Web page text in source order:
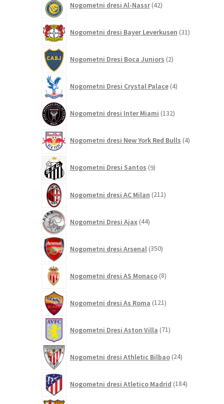
Nogometni dresi Al-Nassr 42izdelkov
Nogometni dresi Bayer Leverkusen 31izdelkov
Nogometni Dresi Boca Juniors 2izdelka
Nogometni Dresi Crystal Palace 4izdelki
Nogometni dresi Inter Miami 132izdelkov
Nogometni dresi New York Red Bulls 4izdelki
Nogometni Dresi Santos 9izdelkov
Nogometni dresi AC Milan 211izdelkov
Nogometni Dresi Ajax 44izdelkov
Nogometni dresi Arsenal 350izdelkov
Nogometni dresi AS Monaco 8izdelkov
Nogometni dresi As Roma 121izdelkov
Nogometni Dresi Aston Villa 71izdelkov
Nogometni dresi Athletic Bilbao 24izdelkov
Nogometni dresi Atletico Madrid 184izdelkov